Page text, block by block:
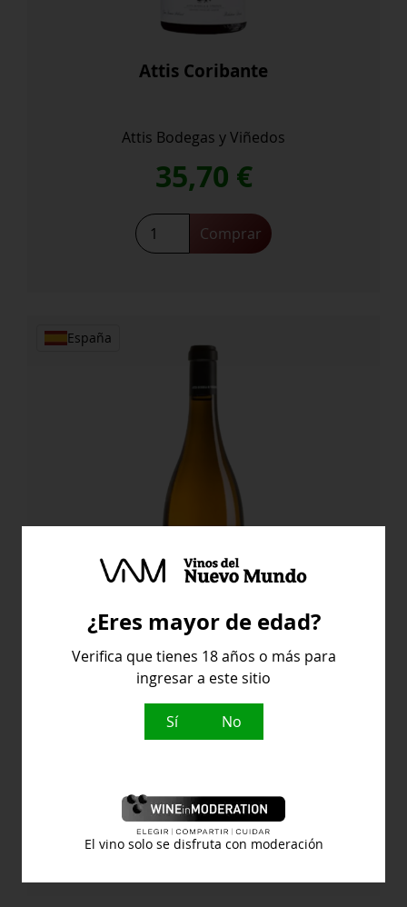
Attis Coribante
Attis Bodegas y Viñedos
35,70 €
Attis
Coribante
Comprar
España
Attis Embaixador
Attis Bodegas y Viñedos
Attis
Embaixador
Comprar
¿Eres mayor de edad?
Verifica que tienes 18 años o más para
ingresar a este sitio
Sí No
El vino solo se disfruta con moderación